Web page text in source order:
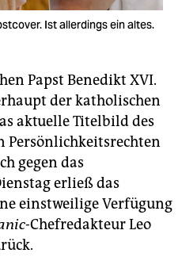
Ist allerdings ein altes.
Papst Benedikt XVI.
der katholischen
aktuelle Titelbild des
Persönlichkeitsrechten
gegen das
erließ das
einstweilige Verfügung
-Chefredakteur Leo